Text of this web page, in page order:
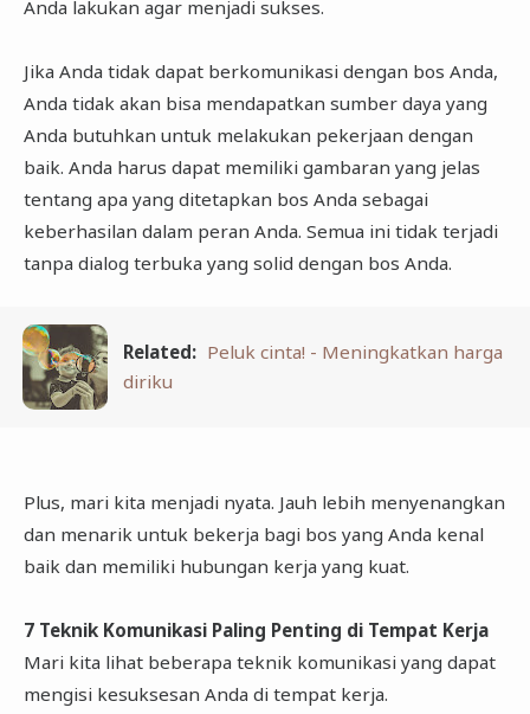
Anda lakukan agar menjadi sukses.
Jika Anda tidak dapat berkomunikasi dengan bos Anda,
Anda tidak akan bisa mendapatkan sumber daya yang
Anda butuhkan untuk melakukan pekerjaan dengan
baik. Anda harus dapat memiliki gambaran yang jelas
tentang apa yang ditetapkan bos Anda sebagai
keberhasilan dalam peran Anda. Semua ini tidak terjadi
tanpa dialog terbuka yang solid dengan bos Anda.
Related: Peluk cinta! - Meningkatkan harga
diriku
Plus, mari kita menjadi nyata. Jauh lebih menyenangkan
dan menarik untuk bekerja bagi bos yang Anda kenal
baik dan memiliki hubungan kerja yang kuat.
7 Teknik Komunikasi Paling Penting di Tempat Kerja
Mari kita lihat beberapa teknik komunikasi yang dapat
mengisi kesuksesan Anda di tempat kerja.